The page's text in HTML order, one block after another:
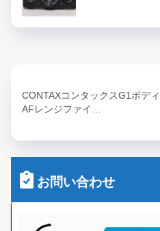
CONTAXコンタックスG1ボデ
AFレンジファイ…
お問い合わせ